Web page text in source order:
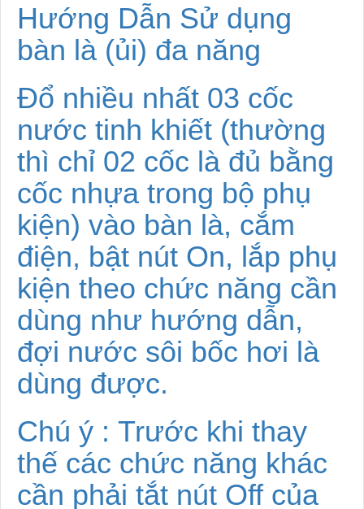
Hướng Dẫn Sử dụng
bàn là (ủi) đa năng
Đổ nhiều nhất 03 cốc
nước tinh khiết (thường
thì chỉ 02 cốc là đủ bằng
cốc nhựa trong bộ phụ
kiện) vào bàn là, cắm
điện, bật nút On, lắp phụ
kiện theo chức năng cần
dùng như hướng dẫn,
đợi nước sôi bốc hơi là
dùng được.
Chú ý : Trước khi thay
thế các chức năng khác
cần phải tắt nút Off của